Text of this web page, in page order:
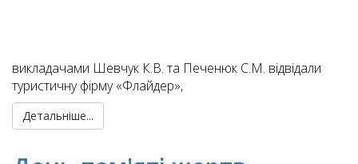
викладачами Шевчук К.В. та Печенюк С.М. відвідали
туристичну фірму «Флайдер»,
Детальніше...